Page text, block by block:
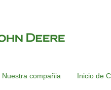
Nuestra compañia Inicio de